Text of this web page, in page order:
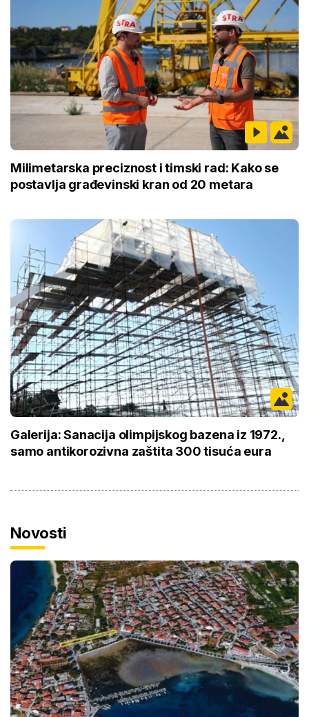
Milimetarska preciznost i timski rad: Kako se
postavlja građevinski kran od 20 metara
Galerija: Sanacija olimpijskog bazena iz 1972.,
samo antikorozivna zaštita 300 tisuća eura
Novosti